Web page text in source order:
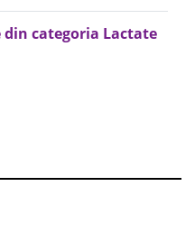
categoria Lactate